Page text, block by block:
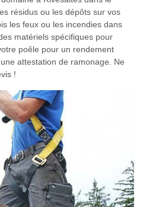
résidus ou les dépôts sur vos
les feux ou les incendies dans
matériels spécifiques pour
poêle pour un rendement
attestation de ramonage. Ne
!